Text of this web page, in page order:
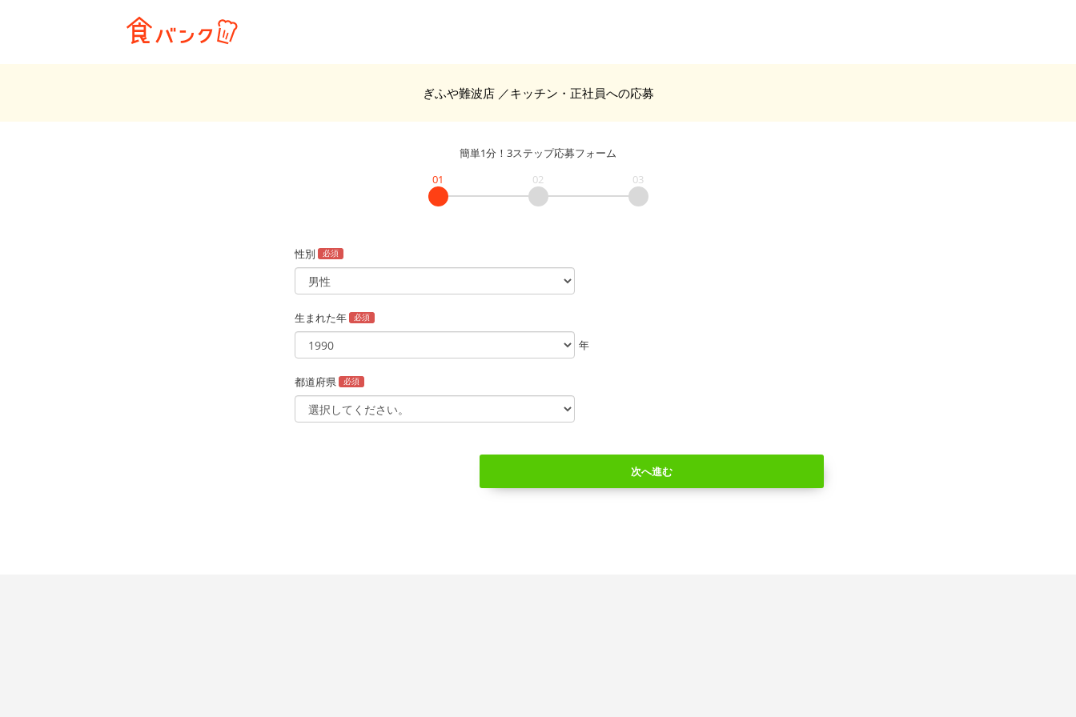
ぎふや難波店 ／キッチン・正社員への応募
簡単1分！3ステップ応募フォーム
01
02 03
性別 必須
生まれた年 必須
年
都道府県 必須
次へ進む